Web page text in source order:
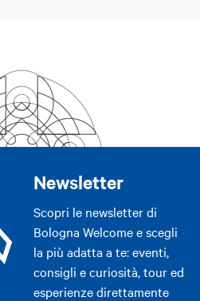
Newsletter
Scopri le newsletter di
Bologna Welcome e scegli
la più adatta a te: eventi,
consigli e curiosità, tour ed
esperienze direttamente